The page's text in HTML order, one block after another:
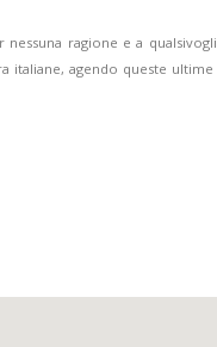
ragione e a
italiane, agendo queste